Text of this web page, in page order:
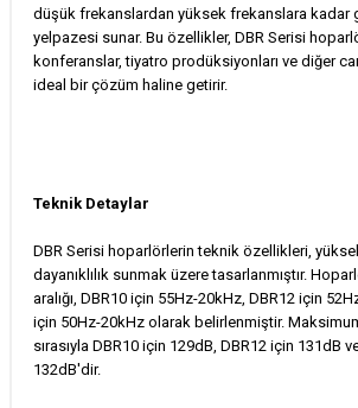
düşük frekanslardan yüksek frekanslara kadar
yelpazesi sunar. Bu özellikler, DBR Serisi
konferanslar, tiyatro prodüksiyonları ve diğer
ideal bir çözüm haline getirir.
Teknik Detaylar
DBR Serisi hoparlörlerin teknik özellikleri,
dayanıklılık sunmak üzere tasarlanmıştır.
aralığı, DBR10 için 55Hz-20kHz, DBR12 için
için 50Hz-20kHz olarak belirlenmiştir.
sırasıyla DBR10 için 129dB, DBR12 için 131dB
132dB'dir.